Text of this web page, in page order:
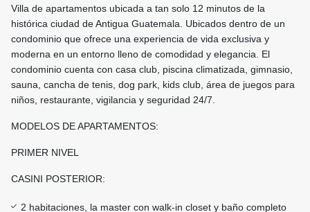
Villa de apartamentos ubicada a tan solo 12 minutos de la
histórica ciudad de Antigua Guatemala. Ubicados dentro de un
condominio que ofrece una experiencia de vida exclusiva y
moderna en un entorno lleno de comodidad y elegancia. El
condominio cuenta con casa club, piscina climatizada, gimnasio,
sauna, cancha de tenis, dog park, kids club, área de juegos para
niños, restaurante, vigilancia y seguridad 24/7.
MODELOS DE APARTAMENTOS:
PRIMER NIVEL
CASINI POSTERIOR:
2 habitaciones, la master con walk-in closet y baño completo